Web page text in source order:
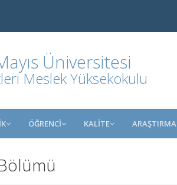
Üniversitesi
Meslek Yüksekokulu
ÖĞRENCİ KALİTE ARAŞTIRMA